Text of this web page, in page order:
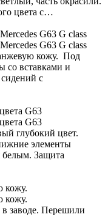
цвета с…
G63 G class
G63 G class
кожу. Под
со вставками и
с
G63
G63
глубокий цвет.
элементы
белым. Защита
кожу.
кожу.
заводе. Перешили